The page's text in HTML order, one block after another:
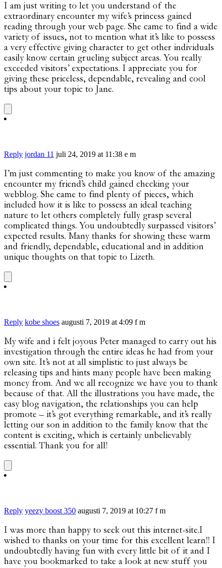
I am just writing to let you understand of the
extraordinary encounter my wife’s princess gained
reading through your web page. She came to find a wide
variety of issues, not to mention what it’s like to possess
a very effective giving character to get other individuals
easily know certain grueling subject areas. You really
exceeded visitors’ expectations. I appreciate you for
giving these priceless, dependable, revealing and cool
tips about your topic to Jane.
Reply jordan 11 juli 24, 2019 at 11:38 e m
I’m just commenting to make you know of the amazing
encounter my friend’s child gained checking your
webblog. She came to find plenty of pieces, which
included how it is like to possess an ideal teaching
nature to let others completely fully grasp several
complicated things. You undoubtedly surpassed visitors’
expected results. Many thanks for showing these warm
and friendly, dependable, educational and in addition
unique thoughts on that topic to Lizeth.
Reply kobe shoes augusti 7, 2019 at 4:09 f m
My wife and i felt joyous Peter managed to carry out his
investigation through the entire ideas he had from your
own site. It’s not at all simplistic to just always be
releasing tips and hints many people have been making
money from. And we all recognize we have you to thank
because of that. All the illustrations you have made, the
easy blog navigation, the relationships you can help
promote – it’s got everything remarkable, and it’s really
letting our son in addition to the family know that the
content is exciting, which is certainly unbelievably
essential. Thank you for all!
Reply yeezy boost 350 augusti 7, 2019 at 10:27 f m
I was more than happy to seek out this internet-site.I
wished to thanks on your time for this excellent learn!! I
undoubtedly having fun with every little bit of it and I
have you bookmarked to take a look at new stuff you